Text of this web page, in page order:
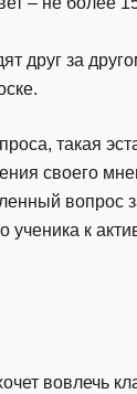
друг за
такая
своего
вопрос
ученика к
вовлечь